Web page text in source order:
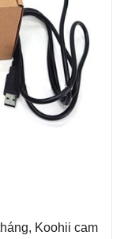
Koohii cam